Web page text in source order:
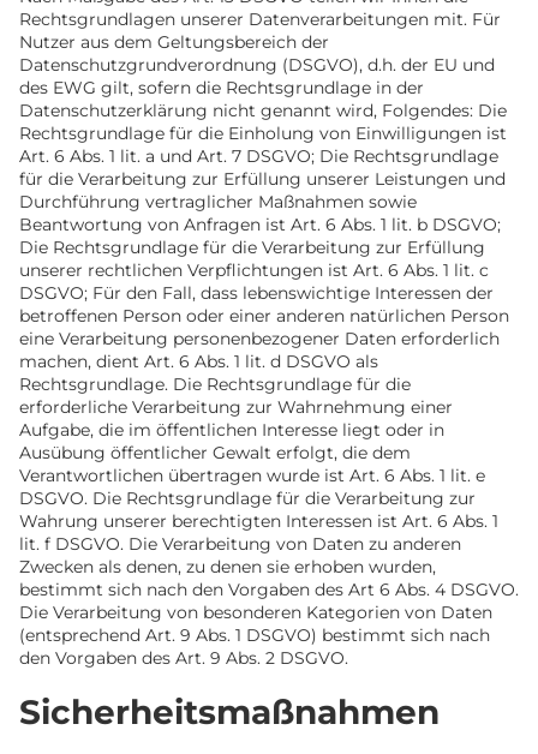
Rechtsgrundlagen unserer Datenverarbeitungen mit. Für
Nutzer aus dem Geltungsbereich der
Datenschutzgrundverordnung (DSGVO), d.h. der EU und
des EWG gilt, sofern die Rechtsgrundlage in der
Datenschutzerklärung nicht genannt wird, Folgendes: Die
Rechtsgrundlage für die Einholung von Einwilligungen ist
Art. 6 Abs. 1 lit. a und Art. 7 DSGVO; Die Rechtsgrundlage
für die Verarbeitung zur Erfüllung unserer Leistungen und
Durchführung vertraglicher Maßnahmen sowie
Beantwortung von Anfragen ist Art. 6 Abs. 1 lit. b DSGVO;
Die Rechtsgrundlage für die Verarbeitung zur Erfüllung
unserer rechtlichen Verpflichtungen ist Art. 6 Abs. 1 lit. c
DSGVO; Für den Fall, dass lebenswichtige Interessen der
betroffenen Person oder einer anderen natürlichen Person
eine Verarbeitung personenbezogener Daten erforderlich
machen, dient Art. 6 Abs. 1 lit. d DSGVO als
Rechtsgrundlage. Die Rechtsgrundlage für die
erforderliche Verarbeitung zur Wahrnehmung einer
Aufgabe, die im öffentlichen Interesse liegt oder in
Ausübung öffentlicher Gewalt erfolgt, die dem
Verantwortlichen übertragen wurde ist Art. 6 Abs. 1 lit. e
DSGVO. Die Rechtsgrundlage für die Verarbeitung zur
Wahrung unserer berechtigten Interessen ist Art. 6 Abs. 1
lit. f DSGVO. Die Verarbeitung von Daten zu anderen
Zwecken als denen, zu denen sie erhoben wurden,
bestimmt sich nach den Vorgaben des Art 6 Abs. 4 DSGVO.
Die Verarbeitung von besonderen Kategorien von Daten
(entsprechend Art. 9 Abs. 1 DSGVO) bestimmt sich nach
den Vorgaben des Art. 9 Abs. 2 DSGVO.
Sicherheitsmaßnahmen